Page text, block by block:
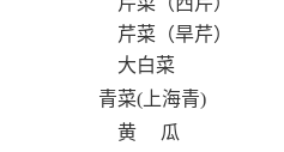
芹菜（旱芹）
大白菜
青菜(上海青)
黄 瓜